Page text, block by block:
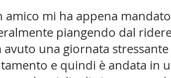
amico mi ha appena
piangendo dal
avuto una giornata
e quindi è andata in